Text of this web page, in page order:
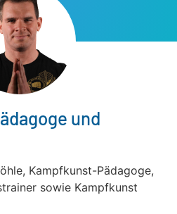
und
Kampfkunst-Pädagoge,
sowie Kampfkunst